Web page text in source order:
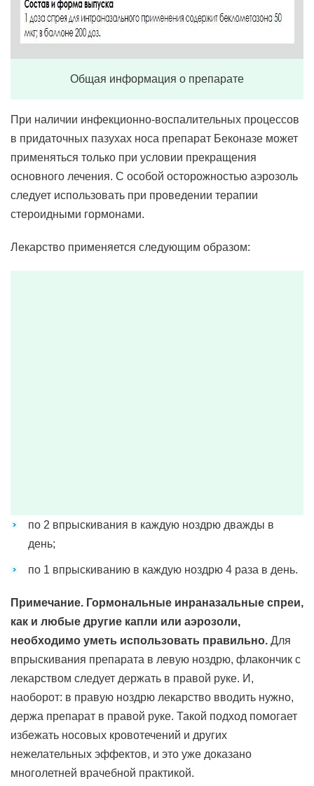
Общая информация о препарате
При наличии инфекционно-воспалительных процессов
в придаточных пазухах носа препарат Беконазе может
применяться только при условии прекращения
основного лечения. С особой осторожностью аэрозоль
следует использовать при проведении терапии
стероидными гормонами.
Лекарство применяется следующим образом:
по 2 впрыскивания в каждую ноздрю дважды в
день;
по 1 впрыскиванию в каждую ноздрю 4 раза в день.
Примечание. Гормональные инраназальные спреи,
как и любые другие капли или аэрозоли,
необходимо уметь использовать правильно. Для
впрыскивания препарата в левую ноздрю, флакончик с
лекарством следует держать в правой руке. И,
наоборот: в правую ноздрю лекарство вводить нужно,
держа препарат в правой руке. Такой подход помогает
избежать носовых кровотечений и других
нежелательных эффектов, и это уже доказано
многолетней врачебной практикой.